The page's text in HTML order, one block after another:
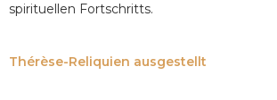
spirituellen Fortschritts.
Thérèse-Reliquien ausgestellt